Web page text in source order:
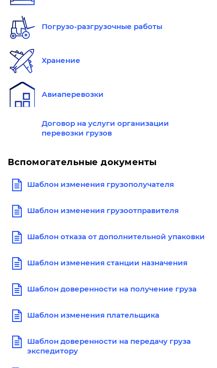
Погрузо-разгрузочные работы
Хранение
Авиаперевозки
Договор на услуги организации
перевозки грузов
Вспомогательные документы
Шаблон изменения грузополучателя
Шаблон изменения грузоотправителя
Шаблон отказа от дополнительной упаковки
Шаблон изменения станции назначения
Шаблон доверенности на получение груза
Шаблон изменения плательщика
Шаблон доверенности на передачу груза
экспедитору